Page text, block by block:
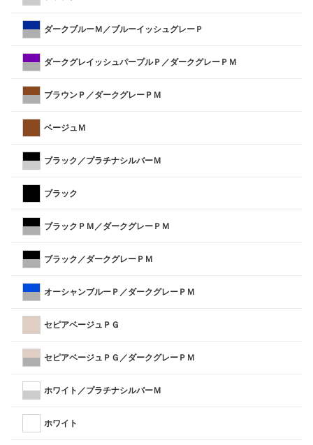
ダークブルーＭ／ブルーイッシュグレーＰ
ダークグレイッシュパープルＰ／ダークグレーＰＭ
ブラウンＰ／ダークグレーＰＭ
ベージュＭ
ブラック／プラチナシルバーＭ
ブラック
ブラックＰＭ／ダークグレーＰＭ
ブラック／ダークグレーＰＭ
オーシャンブルーＰ／ダークグレーＰＭ
セピアベージュＰＧ
セピアベージュＰＧ／ダークグレーＰＭ
ホワイト／プラチナシルバーＭ
ホワイト